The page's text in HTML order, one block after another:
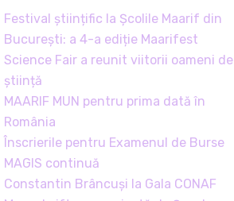
Festival științific la Școlile Maarif din
București: a 4-a ediție Maarifest
Science Fair a reunit viitorii oameni de
știință
MAARIF MUN pentru prima dată în
România
Înscrierile pentru Examenul de Burse
MAGIS continuă
Constantin Brâncuși la Gala CONAF